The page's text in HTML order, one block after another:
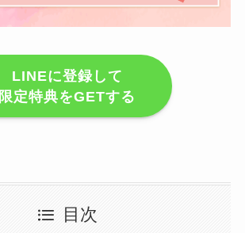
LINEに登録して
限定特典をGETする
目次